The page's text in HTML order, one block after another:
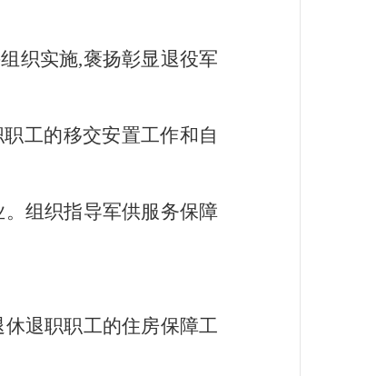
织实施,褒扬彰显退役军
工的移交安置工作和自
组织指导军供服务保障
退职职工的住房保障工